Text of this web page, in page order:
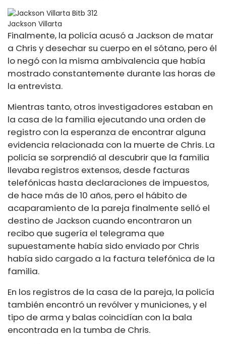
Jackson Villarta
Finalmente, la policía acusó a Jackson de matar
a Chris y desechar su cuerpo en el sótano, pero él
lo negó con la misma ambivalencia que había
mostrado constantemente durante las horas de
la entrevista.
Mientras tanto, otros investigadores estaban en
la casa de la familia ejecutando una orden de
registro con la esperanza de encontrar alguna
evidencia relacionada con la muerte de Chris. La
policía se sorprendió al descubrir que la familia
llevaba registros extensos, desde facturas
telefónicas hasta declaraciones de impuestos,
de hace más de 10 años, pero el hábito de
acaparamiento de la pareja finalmente selló el
destino de Jackson cuando encontraron un
recibo que sugería el telegrama que
supuestamente había sido enviado por Chris
había sido cargado a la factura telefónica de la
familia.
En los registros de la casa de la pareja, la policía
también encontró un revólver y municiones, y el
tipo de arma y balas coincidían con la bala
encontrada en la tumba de Chris.